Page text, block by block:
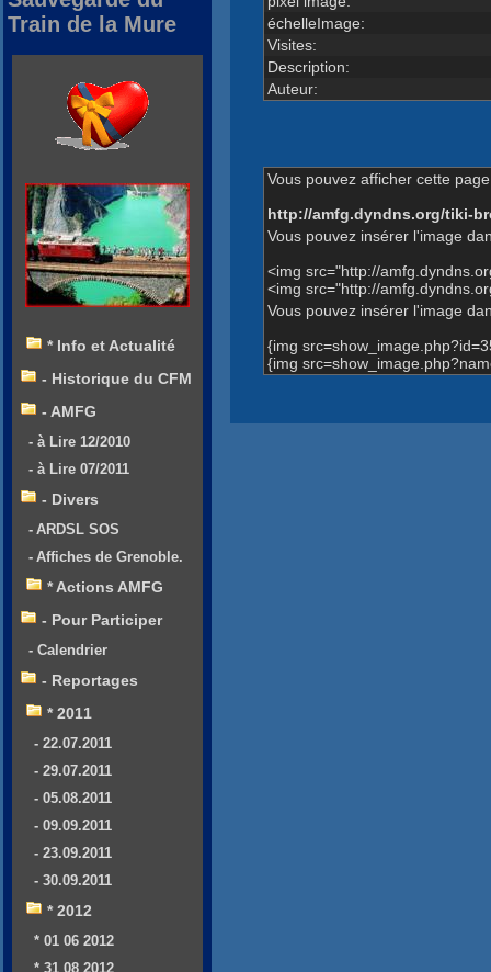
échelleImage:
Visites:
Description:
Auteur:
Vous pouvez afficher cette
http://amfg.dyndns.org/tiki-
Vous pouvez insérer l'image
<img src="http://
<img src="http://
Vous pouvez insérer l'image
{img
{img
Train de la Mure
* Info et Actualité
- Historique du CFM
- AMFG
- à Lire 12/2010
- à Lire 07/2011
- Divers
- ARDSL SOS
- Affiches de Grenoble.
* Actions AMFG
- Pour Participer
- Calendrier
- Reportages
* 2011
- 22.07.2011
- 29.07.2011
- 05.08.2011
- 09.09.2011
- 23.09.2011
- 30.09.2011
* 2012
* 01 06 2012
* 31 08 2012